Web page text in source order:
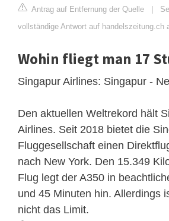
Antrag auf Entfernung der Quelle
vollständige Antwort auf handelszeitung.ch
Wohin fliegt man 17
Singapur Airlines: Singapur -
Den aktuellen Weltrekord hält
Airlines. Seit 2018 bietet die
Fluggesellschaft einen
nach New York. Den 15.349
Flug legt der A350 in
und 45 Minuten hin. Allerdings
nicht das Limit.